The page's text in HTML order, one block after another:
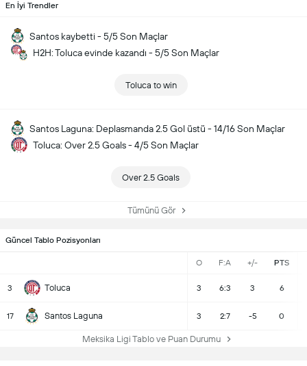
En İyi Trendler
Santos kaybetti - 5/5 Son Maçlar
H2H: Toluca evinde kazandı - 5/5 Son Maçlar
Toluca to win
Santos Laguna: Deplasmanda 2.5 Gol üstü - 14/16 Son Maçlar
Toluca: Over 2.5 Goals - 4/5 Son Maçlar
Over 2.5 Goals
Tümünü Gör
Güncel Tablo Pozisyonları
O F:A +/- PTS
3 Toluca 3 6:3 3 6
17 Santos Laguna 3 2:7 -5 0
Meksika Ligi Tablo ve Puan Durumu